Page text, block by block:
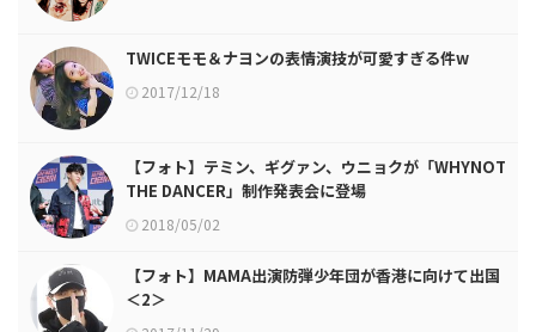
TWICEモモ＆ナヨンの表情演技が可愛すぎる件w
2017/12/18
【フォト】テミン、ギグァン、ウニョクが「WHYNOT
THE DANCER」制作発表会に登場
2018/05/02
【フォト】MAMA出演防弾少年団が香港に向けて出国
＜2＞